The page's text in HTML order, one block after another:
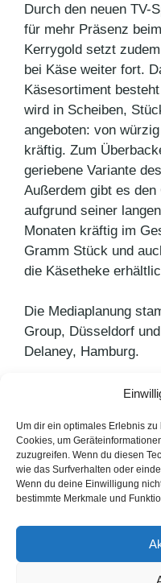
Um dir ein optimales Erlebnis
Cookies, um
zuzugreifen. Wenn du diesen
wie das Surfverhalten oder
Wenn du deine Einwilligung
bestimmte Merkmale und
Durch den neuen TV-
für mehr Präsenz
Kerrygold setzt
bei Käse weiter fort.
Käsesortiment
wird in Scheiben,
angeboten: von
kräftig. Zum
geriebene Variante
Außerdem gibt es
aufgrund seiner
Monaten kräftig im
Gramm Stück und
die Käsetheke
Die Mediaplanung
Group, Düsseldorf
Delaney, Hamburg.
,
Schlagwörter
Kerrygold
Tipps für effektive
Workshop statt